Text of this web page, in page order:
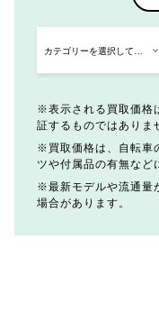
表示される買取価格
証するものではありま
買取価格は、自転車
ツや付属品の有無など
最新モデルや流通量
場合があります。